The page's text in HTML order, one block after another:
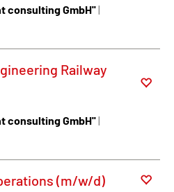
consulting GmbH''|
Railway
consulting GmbH''|
(m/w/d)